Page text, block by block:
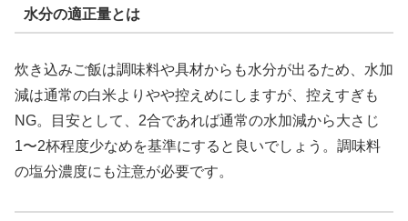
水分の適正量とは
炊き込みご飯は調味料や具材からも水分が出るため、水加
減は通常の白米よりやや控えめにしますが、控えすぎも
NG。目安として、2合であれば通常の水加減から大さじ
1〜2杯程度少なめを基準にすると良いでしょう。調味料
の塩分濃度にも注意が必要です。